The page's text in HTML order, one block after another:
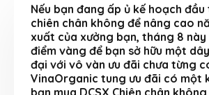
Nếu bạn đang ấp ủ kế hoạch đầu
chiên chân không để nâng cao
xuất của xưởng bạn, tháng 8 này
điểm vàng để bạn sở hữu một
đại với vô vàn ưu đãi chưa từng
VinaOrganic tung ưu đãi có một
bạn mua DCSX Chiên chân